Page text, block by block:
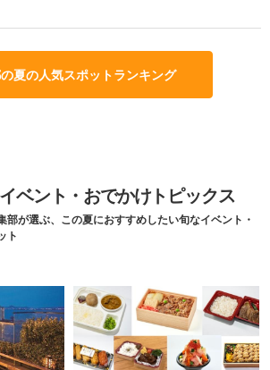
夏の人気スポットランキング
ベント・おでかけトピックス
部が選ぶ、この夏におすすめしたい旬なイベント・
ト